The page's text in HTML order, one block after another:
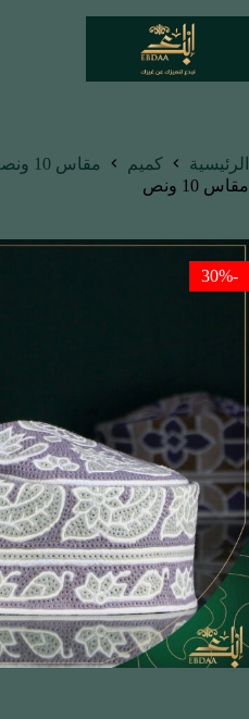
الرئيسية كميم مقاس 10 ونصف
مقاس 10 ونص
-30%